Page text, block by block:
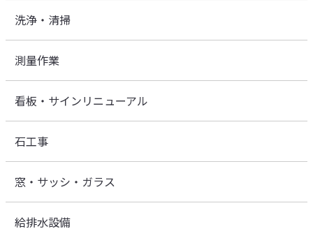
洗浄・清掃
測量作業
看板・サインリニューアル
石工事
窓・サッシ・ガラス
給排水設備